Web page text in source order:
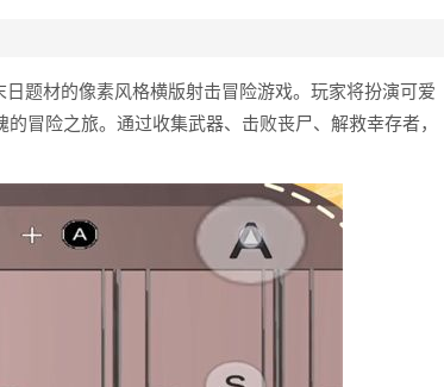
题材的像素风格横版射击冒险游戏。玩家将扮演可爱
冒险之旅。通过收集武器、击败丧尸、解救幸存者，